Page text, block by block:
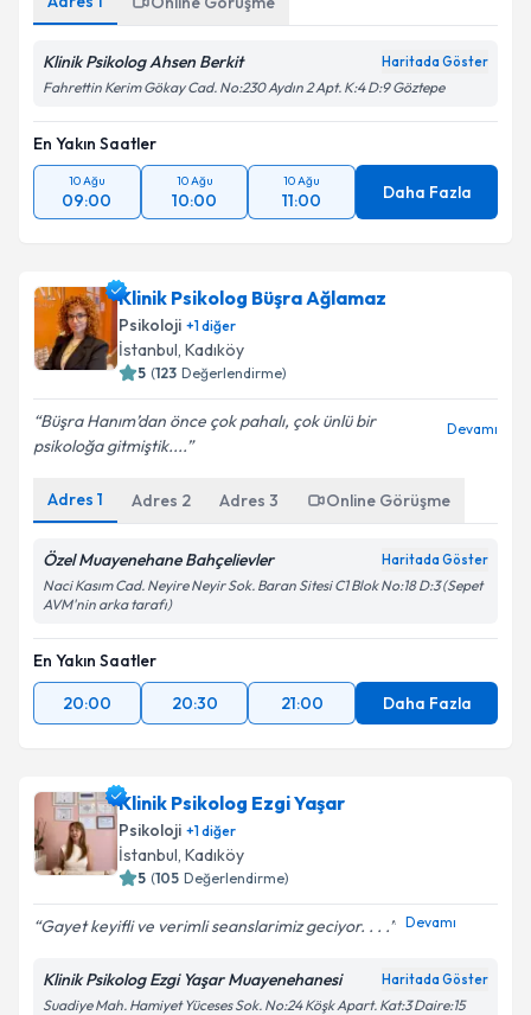
Klinik Psikolog Ahsen Berkit Haritada Göster
Fahrettin Kerim Gökay Cad. No:230 Aydın 2 Apt. K:4 D:9 Göztepe
En Yakın Saatler
10 Ağu
09:00
10 Ağu
10:00
10 Ağu
11:00 Daha Fazla
Klinik Psikolog Büşra Ağlamaz
Psikoloji +1diğer
İstanbul, Kadıköy
5 (123 Değerlendirme)
Büşra Hanım’dan önce çok pahalı, çok ünlü bir
psikoloğa gitmiştik....
Devamı
Adres 1 Adres 2 Adres 3 Online Görüşme
Özel Muayenehane Bahçelievler Haritada Göster
Naci Kasım Cad. Neyire Neyir Sok. Baran Sitesi C1 Blok No:18 D:3 (Sepet
AVM'nin arka tarafı)
En Yakın Saatler
20:00
20:30 21:00 Daha Fazla
Klinik Psikolog Ezgi Yaşar
Psikoloji +1diğer
İstanbul, Kadıköy
5 (105 Değerlendirme)
Gayet keyifli ve verimli seanslarimiz geciyor. . . . Devamı
Klinik Psikolog Ezgi Yaşar Muayenehanesi Haritada Göster
Suadiye Mah. Hamiyet Yüceses Sok. No:24 Köşk Apart. Kat:3 Daire:15